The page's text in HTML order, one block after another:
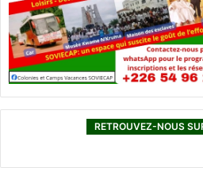
RETROUVEZ-NOUS